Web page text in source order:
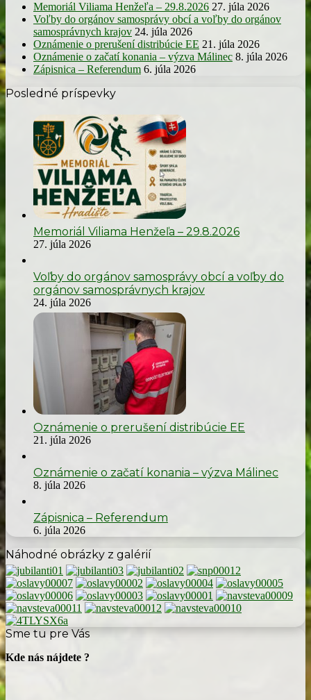
Memoriál Viliama Henžeľa – 29.8.2026 27. júla 2026
Voľby do orgánov samosprávy obcí a voľby do orgánov
samosprávnych krajov 24. júla 2026
Oznámenie o prerušení distribúcie EE 21. júla 2026
Oznámenie o začatí konania – výzva Málinec 8. júla 2026
Zápisnica – Referendum 6. júla 2026
Posledné príspevky
Memoriál Viliama Henžeľa – 29.8.2026
27. júla 2026
Voľby do orgánov samosprávy obcí a voľby do
orgánov samosprávnych krajov
24. júla 2026
Oznámenie o prerušení distribúcie EE
21. júla 2026
Oznámenie o začatí konania – výzva Málinec
8. júla 2026
Zápisnica – Referendum
6. júla 2026
Náhodné obrázky z galérií
Sme tu pre Vás
Kde nás nájdete ?